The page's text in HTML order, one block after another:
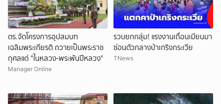
ตร.จัดโครงการอุปสมบท
เฉลิมพระเกียรติ ถวายเป็นพระราช
กุศลแด่ "ในหลวง-พระพันปีหลวง"
Manager Online
รวบยกกลุ่ม! แรงงานเถื่อนเมียนมา
ซ่อนตัวกลางป่าเกริงกระเวีย
TNews